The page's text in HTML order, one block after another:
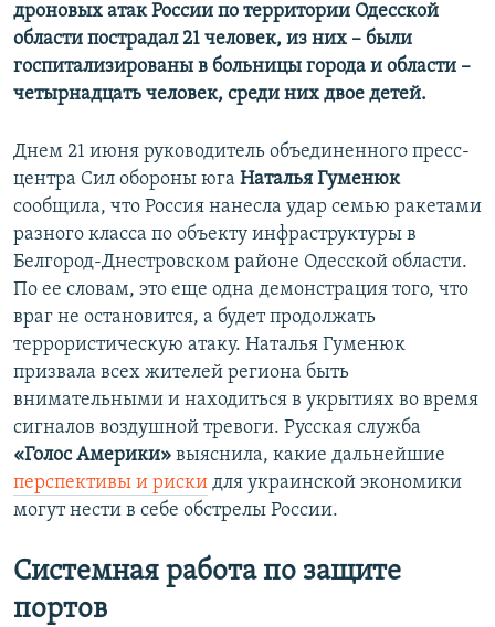
дроновых атак России по территории Одесской
области пострадал 21 человек, из них – были
госпитализированы в больницы города и области –
четырнадцать человек, среди них двое детей.
Днем 21 июня руководитель объединенного пресс-
центра Сил обороны юга Наталья Гуменюк
сообщила, что Россия нанесла удар семью ракетами
разного класса по объекту инфраструктуры в
Белгород-Днестровском районе Одесской области.
По ее словам, это еще одна демонстрация того, что
враг не остановится, а будет продолжать
террористическую атаку. Наталья Гуменюк
призвала всех жителей региона быть
внимательными и находиться в укрытиях во время
сигналов воздушной тревоги. Русская служба
«Голос Америки» выяснила, какие дальнейшие
перспективы и риски для украинской экономики
могут нести в себе обстрелы России.
Системная работа по защите
портов